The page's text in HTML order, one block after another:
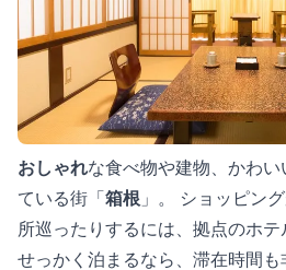
おしゃれな食べ物や建物、かわ
ている街「 箱根 」。 ショッピン
所巡ったりするには、拠点のホテ
せっかく泊まるなら、滞在時間